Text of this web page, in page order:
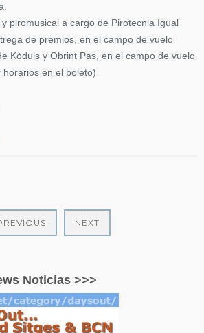
piromusical a cargo de Pirotecnia Igual
de premios, en el campo de vuelo
Kòduls y Obrint Pas, en el campo de vuelo
en el boleto)
NEXT
Noticias >>>